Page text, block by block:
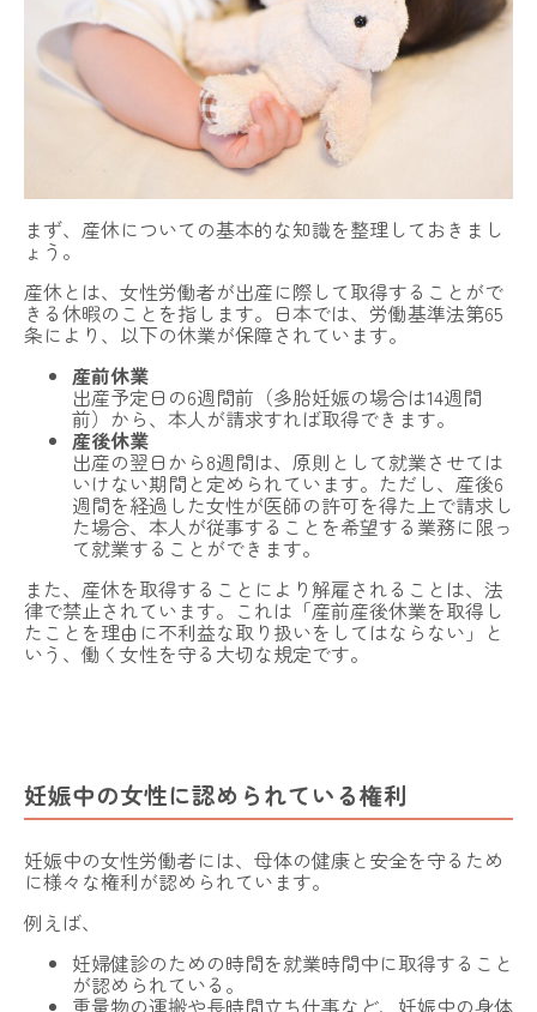
NOALONとは
子育てコラム
お問い合わせ
運営会社採用情報 利用規約プライバシーポリシー
まず、産休についての基本的な知識を整理しておきまし
ょう。
産休とは、女性労働者が出産に際して取得することがで
きる休暇のことを指します。日本では、労働基準法第65
条により、以下の休業が保障されています。
産前休業
出産予定日の6週間前（多胎妊娠の場合は14週間
前）から、本人が請求すれば取得できます。
産後休業
出産の翌日から8週間は、原則として就業させては
いけない期間と定められています。ただし、産後6
週間を経過した女性が医師の許可を得た上で請求し
た場合、本人が従事することを希望する業務に限っ
て就業することができます。
また、産休を取得することにより解雇されることは、法
律で禁止されています。これは「産前産後休業を取得し
たことを理由に不利益な取り扱いをしてはならない」と
いう、働く女性を守る大切な規定です。
妊娠中の女性に認められている権利
妊娠中の女性労働者には、母体の健康と安全を守るため
に様々な権利が認められています。
例えば、
妊婦健診のための時間を就業時間中に取得すること
が認められている。
重量物の運搬や長時間立ち仕事など、妊娠中の身体